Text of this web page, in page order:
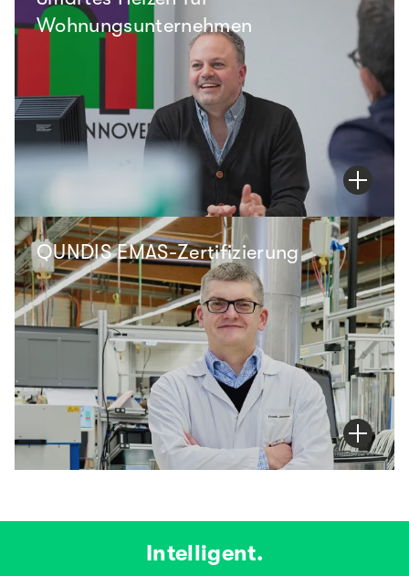
Wohnungsunternehmen
QUNDIS EMAS-Zertifizierung
Intelligent.